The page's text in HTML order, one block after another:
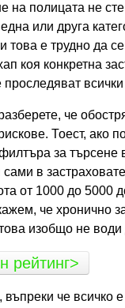
на полицата не
или друга
това е трудно да
коя конкретна
проследяват
че
Тоест, ако
за търсене
в
от 1000 до 5000
че хронично
изобщо не
рейтинг>
че всичко